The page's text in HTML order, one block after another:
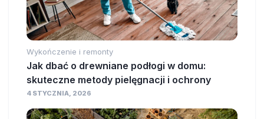
Wykończenie i remonty
Jak dbać o drewniane podłogi w domu:
skuteczne metody pielęgnacji i ochrony
4 STYCZNIA, 2026